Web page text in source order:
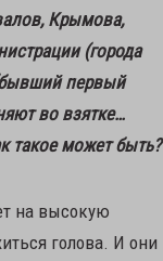
Крымова,
(города
первый
во взятке…
такое может быть?
на высокую
голова. И они